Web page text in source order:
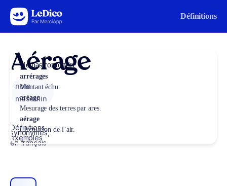
Aller au contenu Définitions
Aérage
nom
masculin
Définitions,
synonymes,
exemples
en français
Ne pas confondre
arrérages
Montant échu.
aréage
Mesurage des terres par ares.
aérage
Circulation de l’air.